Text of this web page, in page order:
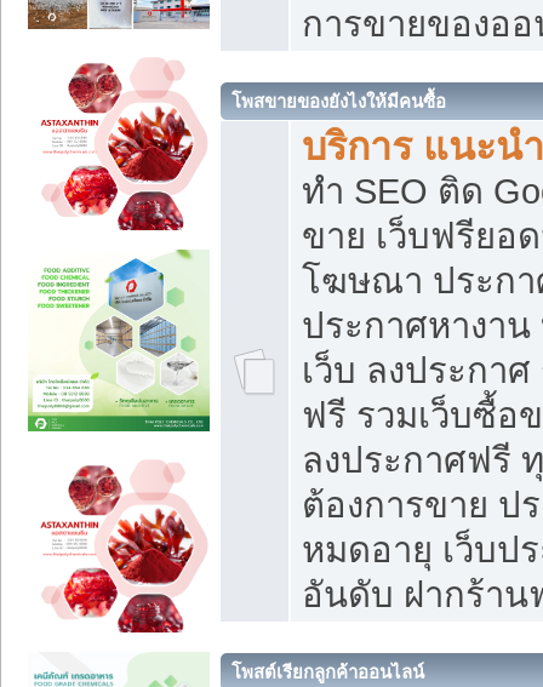
การขายของอ
โพสขายของยังไงให้มีคนซื้อ
บริการ แนะน
ทำ SEO ติด
ขาย เว็บฟรียอ
โฆษณา ประกา
ประกาศหางา
เว็บ ลงประกา
ฟรี รวมเว็บซื้อ
ลงประกาศฟรี
ต้องการขาย ป
หมดอายุ เว็บป
อันดับ ฝากร้าน
โพสต์เรียกลูกค้าออนไลน์